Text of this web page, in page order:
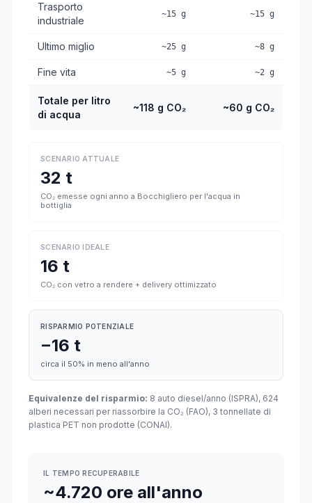
Trasporto
industriale
~15 g ~15 g
Ultimo miglio ~25 g ~8 g
Fine vita ~5 g ~2 g
Totale per litro
di acqua
~118 g CO₂ ~60 g CO₂
SCENARIO ATTUALE
32 t
CO₂ emesse ogni anno a Bocchigliero per l'acqua in
bottiglia
SCENARIO IDEALE
16 t
CO₂ con vetro a rendere + delivery ottimizzato
RISPARMIO POTENZIALE
−16 t
circa il 50% in meno all'anno
Equivalenze del risparmio: 8 auto diesel/anno (ISPRA), 624
alberi necessari per riassorbire la CO₂ (FAO), 3 tonnellate di
plastica PET non prodotte (CONAI).
IL TEMPO RECUPERABILE
~4.720 ore all'anno